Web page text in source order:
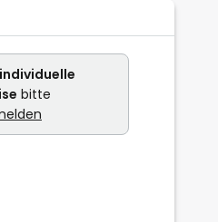
individuelle
bitte